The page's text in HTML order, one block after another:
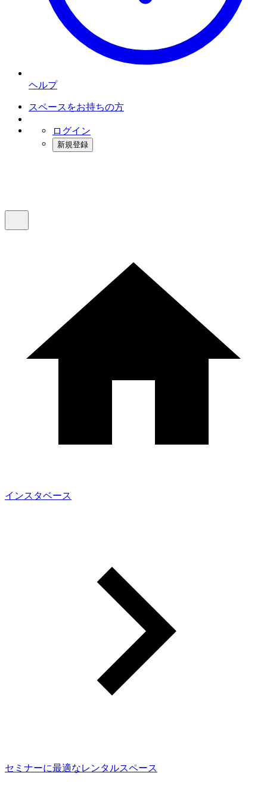
ヘルプ
スペースをお持ちの方
ログイン
新規登録
インスタベース
セミナーに最適なレンタルスペース